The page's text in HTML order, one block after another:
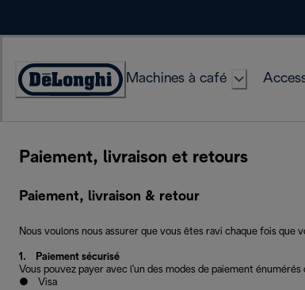
Déclaration
Machines à café
Paiement, livraison et retours
Paiement, livraison & retour
Nous voulons nous assurer que vous êtes ravi chaque fois
1. Paiement sécurisé
Vous pouvez payer avec l'un des modes de paiement énumérés
● Visa